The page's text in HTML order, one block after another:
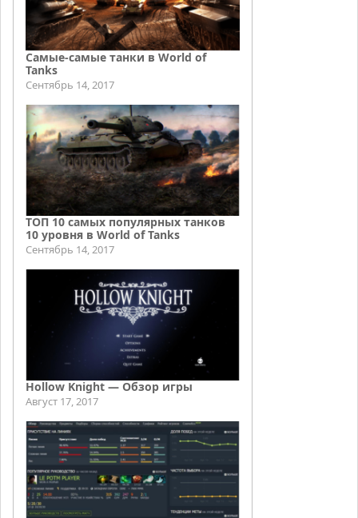
Самые-самые танки в World of
Tanks
Сентябрь 14, 2017
ТОП 10 самых популярных танков
10 уровня в World of Tanks
Сентябрь 14, 2017
Hollow Knight — Обзор игры
Август 17, 2017